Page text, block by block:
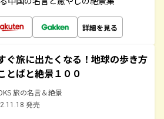
詳細を見る
ぐ旅に出たくなる！地球の歩き方
とばと絶景１００
旅の名言＆絶景
発売